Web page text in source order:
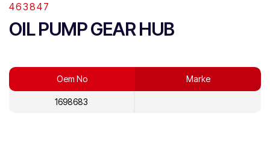
463847
OIL PUMP GEAR HUB
Oem No Marke
1698683